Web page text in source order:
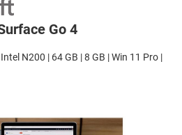
Go 4
N200 | 64 GB | 8 GB | Win 11 Pro |